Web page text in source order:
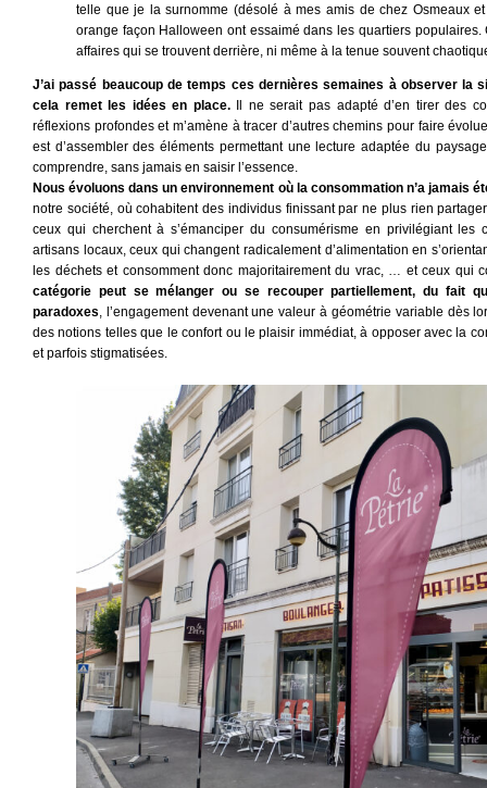
telle que je la surnomme (désolé à mes amis de chez Osmeaux
orange façon Halloween ont essaimé dans les quartiers
affaires qui se trouvent derrière, ni même à la tenue souvent
J’ai passé beaucoup de temps ces dernières semaines à observer la
cela remet les idées en place.Il ne serait pas adapté d’en tirer des
réflexions profondes et m’amène à tracer d’autres chemins pour faire
est d’assembler des éléments permettant une lecture adaptée du
comprendre, sans jamais en saisir l’essence.
Nous évoluons dans un environnement où la consommation n’a jamais
notre société, où cohabitent des individus finissant par ne plus rien
ceux qui cherchent à s’émanciper du consumérisme en privilégiant les
artisans locaux, ceux qui changent radicalement d’alimentation en
les déchets et consomment donc majoritairement du vrac, … et ceux qui
catégorie peut se mélanger ou se recouper partiellement, du fait
paradoxes , l’engagement devenant une valeur à géométrie variable dès
des notions telles que le confort ou le plaisir immédiat, à opposer avec la
et parfois stigmatisées.